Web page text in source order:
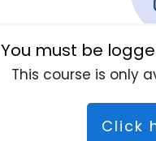
You must be
This course is only
Click